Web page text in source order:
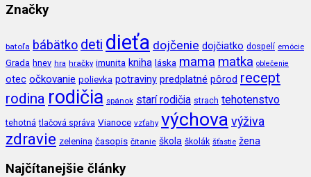
Značky
batoľa bábätko deti dieťa dojčenie dojčiatko dospelí emócie
Grada hnev hra hračky imunita kniha láska mama matka oblečenie
otec očkovanie polievka potraviny predplatné pôrod recept
rodina rodičia spánok starí rodičia strach tehotenstvo
tehotná tlačová správa Vianoce vzťahy výchova výživa
zdravie zelenina časopis čítanie škola školák šťastie žena
Najčítanejšie články